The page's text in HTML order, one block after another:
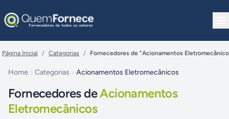
Página Inicial / Categorias / Fornecedores de "Acionamentos
Home Categorias Acionamentos Eletromecânicos
Fornecedores deAcionamentos
Eletromecânicos